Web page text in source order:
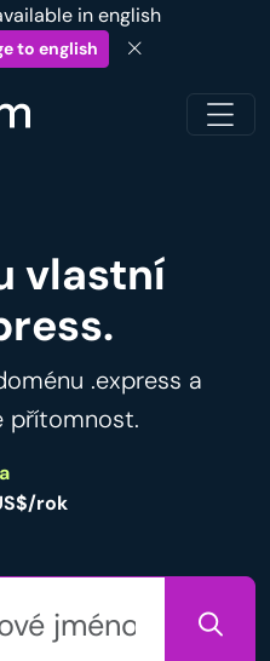
in english
to english
vlastní
.express a
přítomnost.
rok